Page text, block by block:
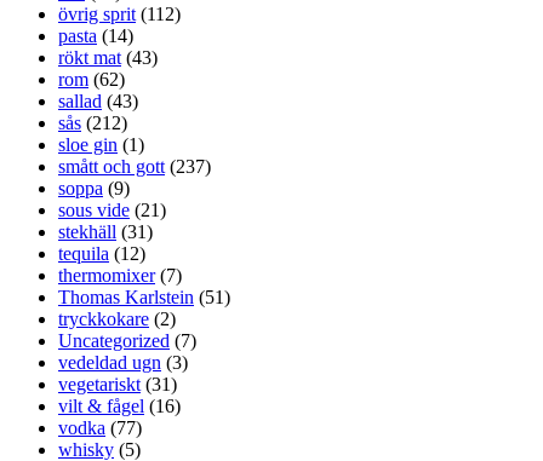
övrig sprit (112)
pasta (14)
rökt mat (43)
rom (62)
sallad (43)
sås (212)
sloe gin (1)
smått och gott (237)
soppa (9)
sous vide (21)
stekhäll (31)
tequila (12)
thermomixer(7)
Thomas Karlstein (51)
tryckkokare (2)
Uncategorized (7)
vedeldad ugn (3)
vegetariskt (31)
vilt & fågel (16)
vodka (77)
whisky (5)